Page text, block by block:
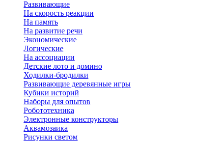
Развивающие
На скорость реакции
На память
На развитие речи
Экономические
Логические
На ассоциации
Детские лото и домино
Ходилки-бродилки
Развивающие деревянные игры
Кубики историй
Наборы для опытов
Робототехника
Электронные конструкторы
Аквамозаика
Рисунки светом